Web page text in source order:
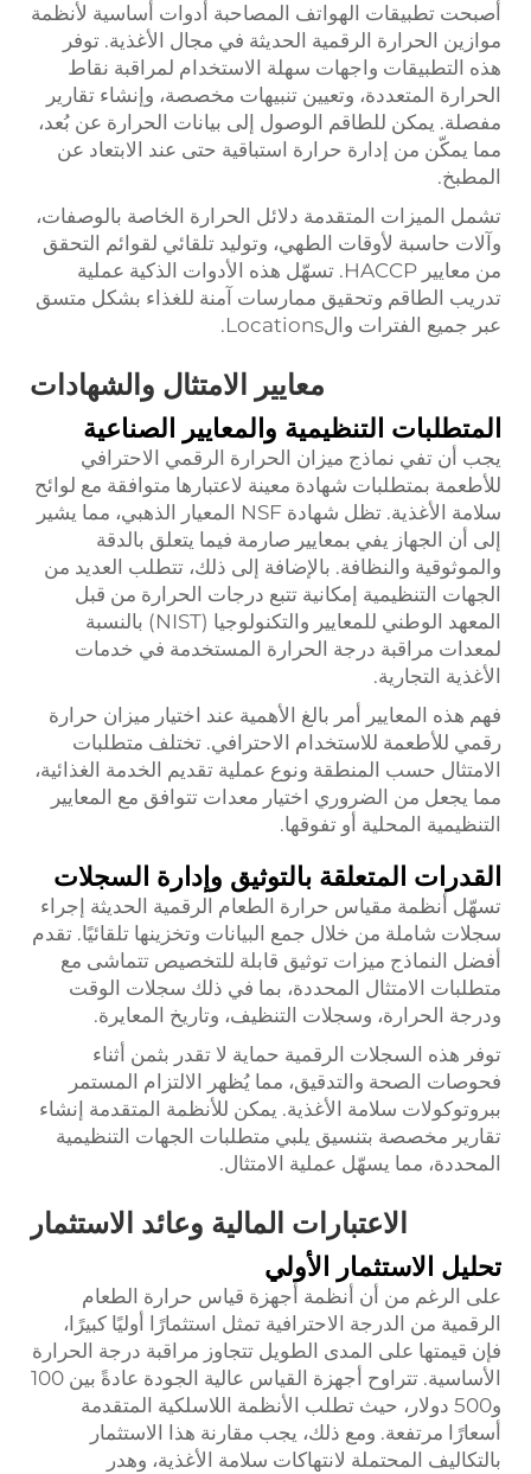
أصبحت تطبيقات الهواتف المصاحبة أدوات أساسية لأنظمة
موازين الحرارة الرقمية الحديثة في مجال الأغذية. توفر
هذه التطبيقات واجهات سهلة الاستخدام لمراقبة نقاط
الحرارة المتعددة، وتعيين تنبيهات مخصصة، وإنشاء تقارير
مفصلة. يمكن للطاقم الوصول إلى بيانات الحرارة عن بُعد،
مما يمكّن من إدارة حرارة استباقية حتى عند الابتعاد عن
المطبخ.
تشمل الميزات المتقدمة دلائل الحرارة الخاصة بالوصفات،
وآلات حاسبة لأوقات الطهي، وتوليد تلقائي لقوائم التحقق
من معايير HACCP. تسهّل هذه الأدوات الذكية عملية
تدريب الطاقم وتحقيق ممارسات آمنة للغذاء بشكل متسق
عبر جميع الفترات والLocations.
معايير الامتثال والشهادات
المتطلبات التنظيمية والمعايير الصناعية
يجب أن تفي نماذج ميزان الحرارة الرقمي الاحترافي
للأطعمة بمتطلبات شهادة معينة لاعتبارها متوافقة مع لوائح
سلامة الأغذية. تظل شهادة NSF المعيار الذهبي، مما يشير
إلى أن الجهاز يفي بمعايير صارمة فيما يتعلق بالدقة
والموثوقية والنظافة. بالإضافة إلى ذلك، تتطلب العديد من
الجهات التنظيمية إمكانية تتبع درجات الحرارة من قبل
المعهد الوطني للمعايير والتكنولوجيا (NIST) بالنسبة
لمعدات مراقبة درجة الحرارة المستخدمة في خدمات
الأغذية التجارية.
فهم هذه المعايير أمر بالغ الأهمية عند اختيار ميزان حرارة
رقمي للأطعمة للاستخدام الاحترافي. تختلف متطلبات
الامتثال حسب المنطقة ونوع عملية تقديم الخدمة الغذائية،
مما يجعل من الضروري اختيار معدات تتوافق مع المعايير
التنظيمية المحلية أو تفوقها.
القدرات المتعلقة بالتوثيق وإدارة السجلات
تسهّل أنظمة مقياس حرارة الطعام الرقمية الحديثة إجراء
سجلات شاملة من خلال جمع البيانات وتخزينها تلقائيًا. تقدم
أفضل النماذج ميزات توثيق قابلة للتخصيص تتماشى مع
متطلبات الامتثال المحددة، بما في ذلك سجلات الوقت
ودرجة الحرارة، وسجلات التنظيف، وتاريخ المعايرة.
توفر هذه السجلات الرقمية حماية لا تقدر بثمن أثناء
فحوصات الصحة والتدقيق، مما يُظهر الالتزام المستمر
ببروتوكولات سلامة الأغذية. يمكن للأنظمة المتقدمة إنشاء
تقارير مخصصة بتنسيق يلبي متطلبات الجهات التنظيمية
المحددة، مما يسهّل عملية الامتثال.
الاعتبارات المالية وعائد الاستثمار
تحليل الاستثمار الأولي
على الرغم من أن أنظمة أجهزة قياس حرارة الطعام
الرقمية من الدرجة الاحترافية تمثل استثمارًا أوليًا كبيرًا،
فإن قيمتها على المدى الطويل تتجاوز مراقبة درجة الحرارة
الأساسية. تتراوح أجهزة القياس عالية الجودة عادةً بين 100
و500 دولار، حيث تطلب الأنظمة اللاسلكية المتقدمة
أسعارًا مرتفعة. ومع ذلك، يجب مقارنة هذا الاستثمار
بالتكاليف المحتملة لانتهاكات سلامة الأغذية، وهدر